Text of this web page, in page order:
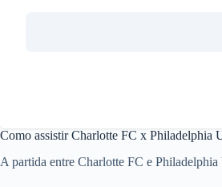
Como assistir Charlotte FC x Philadelphia
A partida entre Charlotte FC e